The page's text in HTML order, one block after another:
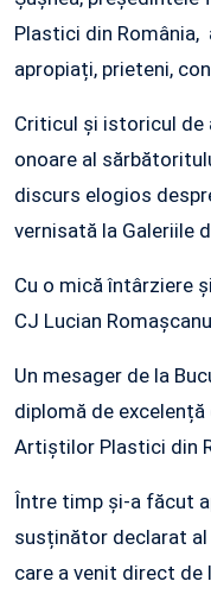
Plastici din
apropiați, prieteni,
Criticul și istoricul de
onoare al
discurs elogios
vernisată la Galeriile
Cu o mică întârziere
CJ Lucian
Un mesager de la
diplomă de excelență
Artiștilor Plastici din
Între timp și-a făcut
susținător declarat
care a venit direct de